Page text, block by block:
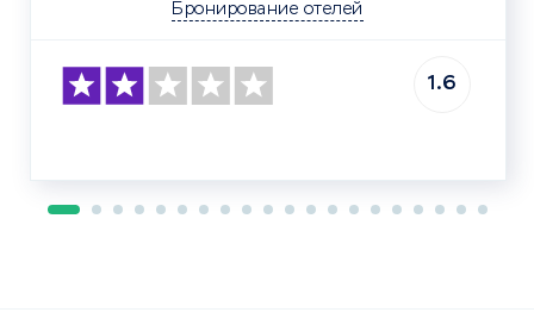
Бронирование отелей
1.6